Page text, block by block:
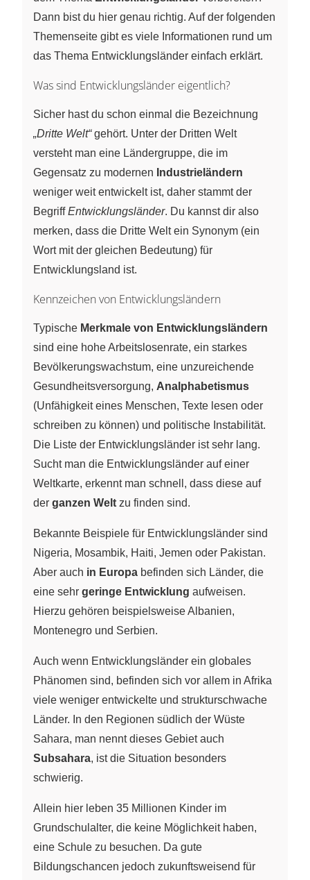
Dann bist du hier genau richtig. Auf der folgenden
Themenseite gibt es viele Informationen rund um
das Thema Entwicklungsländer einfach erklärt.
Was sind Entwicklungsländer eigentlich?
Sicher hast du schon einmal die Bezeichnung
„Dritte Welt“gehört. Unter der Dritten Welt
versteht man eine Ländergruppe, die im
Gegensatz zu modernen Industrieländern
weniger weit entwickelt ist, daher stammt der
BegriffEntwicklungsländer. Du kannst dir also
merken, dass die Dritte Welt ein Synonym (ein
Wort mit der gleichen Bedeutung) für
Entwicklungsland ist.
Kennzeichen von Entwicklungsländern
Typische Merkmale von Entwicklungsländern
sind eine hohe Arbeitslosenrate, ein starkes
Bevölkerungswachstum, eine unzureichende
Gesundheitsversorgung, Analphabetismus
(Unfähigkeit eines Menschen, Texte lesen oder
schreiben zu können) und politische Instabilität.
Die Liste der Entwicklungsländer ist sehr lang.
Sucht man die Entwicklungsländer auf einer
Weltkarte, erkennt man schnell, dass diese auf
der ganzen Welt zu finden sind.
Bekannte Beispiele für Entwicklungsländer sind
Nigeria, Mosambik, Haiti, Jemen oder Pakistan.
Aber auch in Europa befinden sich Länder, die
eine sehr geringe Entwicklung aufweisen.
Hierzu gehören beispielsweise Albanien,
Montenegro und Serbien.
Auch wenn Entwicklungsländer ein globales
Phänomen sind, befinden sich vor allem in Afrika
viele weniger entwickelte und strukturschwache
Länder. In den Regionen südlich der Wüste
Sahara, man nennt dieses Gebiet auch
Subsahara, ist die Situation besonders
schwierig.
Allein hier leben 35 Millionen Kinder im
Grundschulalter, die keine Möglichkeit haben,
eine Schule zu besuchen. Da gute
Bildungschancen jedoch zukunftsweisend für